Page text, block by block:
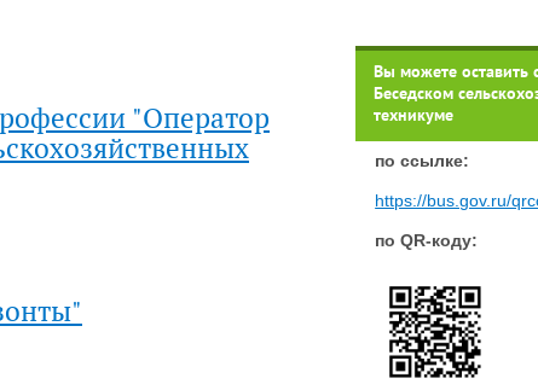
"Оператор
Вы можете оставить
Беседском
техникуме
по ссылке:
https://bus.gov.ru/
по QR-коду: